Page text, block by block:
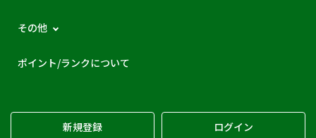
その他
ポイント/ランクについて
新規登録 ログイン